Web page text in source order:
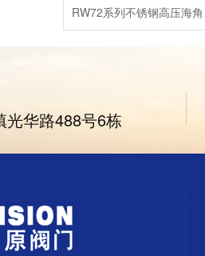
RW72系列不
光华路488号6栋